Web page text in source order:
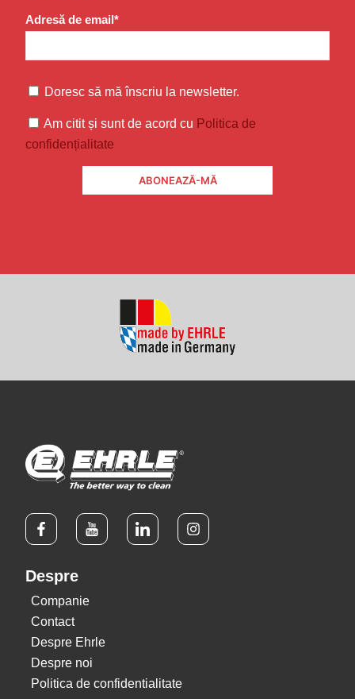
Adresă de email*
Doresc să mă înscriu la newsletter.
Am citit și sunt de acord cu Politica de
confidențialitate
Despre
Companie
Contact
Despre Ehrle
Despre noi
Politica de confidentialitate